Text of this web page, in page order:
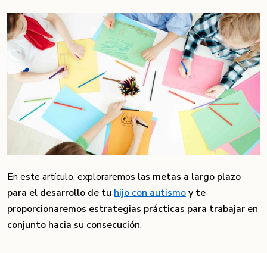
En este artículo, exploraremos las metas a largo plazo
para el desarrollo de tu hijo con autismoy te
proporcionaremos estrategias prácticas para trabajar en
conjunto hacia su consecución.